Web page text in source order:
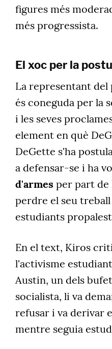
figures més
més progressista.
El xoc per la
La representant
és coneguda per la
i les seves
element en què
DeGette s'ha
a defensar-se i ha
d'armes per part de
perdre el seu
estudiants
En el text, Kiros
l'activisme
Austin, un dels
socialista, li va
refusar i va derivar
mentre seguia